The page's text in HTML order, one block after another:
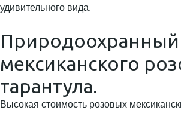
удивительного вида.
Природоохранный
мексиканского
тарантула.
Высокая стоимость розовых